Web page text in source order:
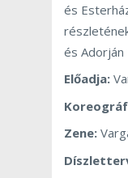
és
és Adorján
Előadja:
Zene: